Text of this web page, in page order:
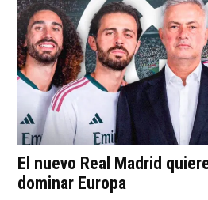
El nuevo Real Madrid
dominar Europa